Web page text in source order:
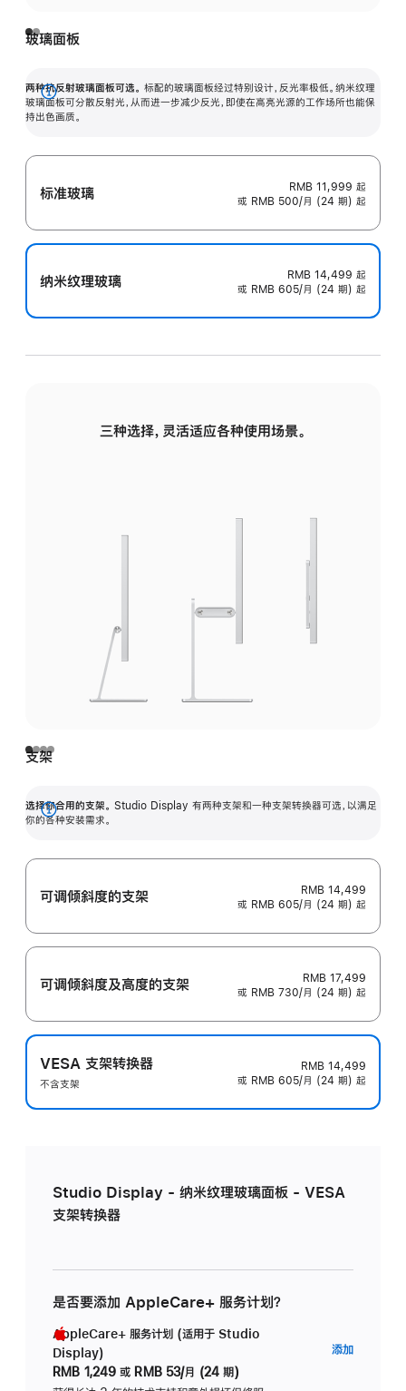
玻璃面板
两种抗反射玻璃面板可选。 标配的玻璃面板经过特别设计，反光率极低。纳米纹理
玻璃面板可分散反射光，从而进一步减少反光，即使在高亮光源的工作场所也能保
持出色画质。
展
开
标准玻璃 RMB 11,999 起
或 RMB 500/月 (24 期) 起
纳米纹理玻璃 RMB 14,499 起
或 RMB 605/月 (24 期) 起
三种选择，灵活适应各种使用场景。
支架
选择你合用的支架。 Studio Display 有两种支架和一种支架转换器可选，以满足
你的各种安装需求。
展
可调倾斜度的支架
RMB 14,499
或 RMB 605/月 (24 期) 起
可调倾斜度及高‍度的支‍架
RMB 17,499
或 RMB 730/月 (24 期) 起
VESA 支架转换器
不含支架
RMB 14,499
或 RMB 605/月 (24 期) 起
Studio Display - 纳米纹理玻璃面板 - VESA
支架转换器
是否要添加 AppleCare+ 服务计划？
AppleCare+ 服务计划 (适用于 Studio
Display)
RMB 1,249 或 RMB 53/月 (24 期)
添加